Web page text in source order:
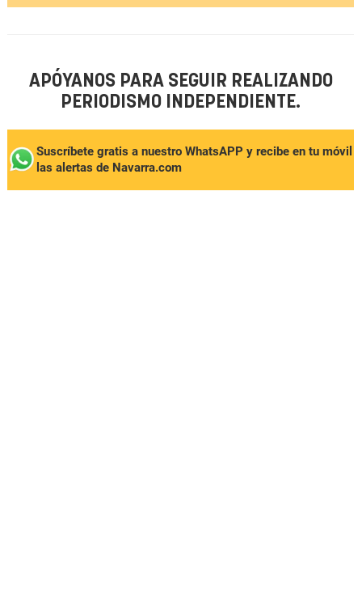
APÓYANOS PARA SEGUIR REALIZANDO
PERIODISMO INDEPENDIENTE.
Suscríbete gratis a nuestro WhatsAPP y recibe en tu móvil
las alertas de Navarra.com